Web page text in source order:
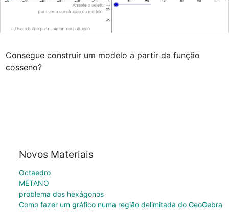
Consegue construir um modelo a partir da função
cosseno?
Novos Materiais
Octaedro
METANO
problema dos hexágonos
Como fazer um gráfico numa região delimitada do GeoGebra